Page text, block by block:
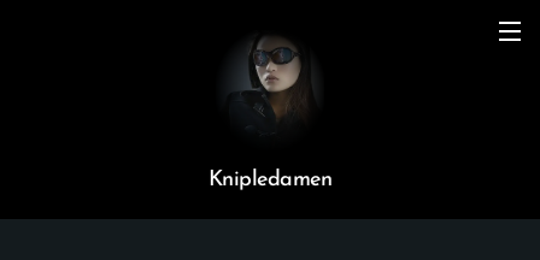
Knipledamen